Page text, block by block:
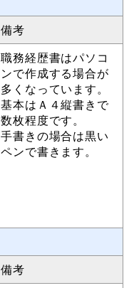
備考
職務経歴書はパソコ
ンで作成する場合が
多くなっています。
基本はＡ４縦書きで
数枚程度です。
手書きの場合は黒い
ペンで書きます。
備考